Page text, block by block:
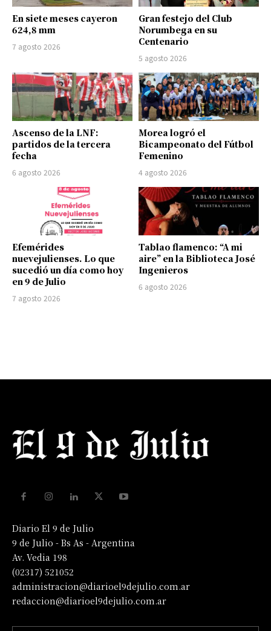
En siete meses cayeron
624,8 mm
7 agosto 2026
Gran festejo del Club
Norumbega en su
Centenario
5 agosto 2026
Ascenso de la LNF:
partidos de la tercera
fecha
6 agosto 2026
Morea logró el
Bicampeonato del Fútbol
Femenino
4 agosto 2026
Efemérides
nuevejulienses. Lo que
sucedió un día como hoy
en 9 de Julio
7 agosto 2026
Tablao flamenco: “A mi
aire” en la Biblioteca José
Ingenieros
6 agosto 2026
Diario El 9 de Julio
9 de Julio - Bs As - Argentina
Av. Vedia 198
(02317) 521052
administracion@diarioel9dejulio.com.ar
redaccion@diarioel9dejulio.com.ar